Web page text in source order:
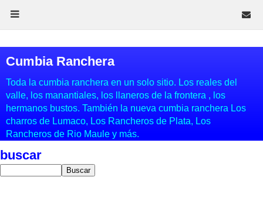
Cumbia Ranchera
Toda la cumbia ranchera en un solo sitio. Los reales del
valle, los manantiales, los llaneros de la frontera , los
hermanos bustos. También la nueva cumbia ranchera Los
charros de Lumaco, Los Rancheros de Plata, Los
Rancheros de Rio Maule y más.
buscar